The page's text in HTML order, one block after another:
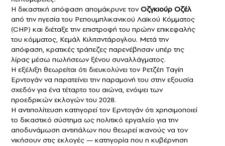
Η δικαστική απόφαση απομάκρυνε τονΟζγκιούρ Οζέλ
από την ηγεσία του Ρεπουμπλικανικού Λαϊκού Κόμματος
(CHP) και διέταξε την επιστροφή του πρώην επικεφαλής
του κόμματος, Κεμάλ Κιλιτσντάρογλου. Μετά την
απόφαση, κρατικές τράπεζες παρενέβησαν υπέρ της
λίρας μέσω πωλήσεων ξένου συναλλάγματος.
Η εξέλιξη θεωρείται ότι διευκολύνει τον Ρετζέπ Ταγίπ
Ερντογάν να παρατείνει την παραμονή του στην εξουσία
σχεδόν για ένα τέταρτο του αιώνα, ενόψει των
προεδρικών εκλογών του 2028.
Η αντιπολίτευση κατηγορεί τον Ερντογάν ότι χρησιμοποιεί
το δικαστικό σύστημα ως πολιτικό εργαλείο για την
αποδυνάμωση αντιπάλων που θεωρεί ικανούς να τον
νικήσουν στις εκλογές — κατηγορία που η κυβέρνηση